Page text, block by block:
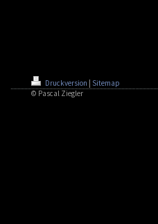
Druckversion | Sitemap
© Pascal Ziegler